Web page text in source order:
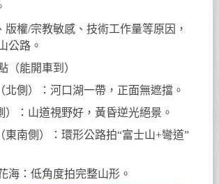
版權/宗教敏感、技術工作量等原因，
公路。
（能開車到）
北側）：河口湖一帶，正面無遮擋。
）：山道視野好，黃昏逆光絕景。
東南側）：環形公路拍“富士山+彎道”
海：低角度拍完整山形。